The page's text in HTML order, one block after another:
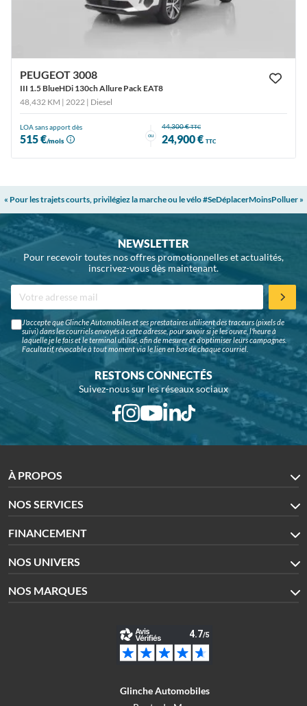
PEUGEOT 3008
III 1.5 BlueHDi 130ch Allure Pack EAT8
48,432 KM | 2022 | Diesel
LOA sans apport dès
515 €/mois
ou
44,300 €TTC
24,900 € TTC
« Pour les trajets courts, privilégiez la marche ou le vélo #SeDéplacerMoinsPolluer »
NEWSLETTER
Pour recevoir toutes nos offres promotionnelles et actualités,
inscrivez-vous dès maintenant.
J'accepte que Glinche Automobiles et ses prestataires utilisent des traceurs (pixels de
suivi) dans les courriels envoyés à cette adresse, pour savoir si je les ouvre, l'heure à
laquelle je le fais et le terminal utilisé, afin de mesurer et d'optimiser leurs campagnes.
Facultatif, révocable à tout moment via le lien en bas de chaque courriel.
RESTONS CONNECTÉS
Suivez-nous sur les réseaux sociaux
À PROPOS
NOS SERVICES
FINANCEMENT
NOS UNIVERS
NOS MARQUES
Glinche Automobiles